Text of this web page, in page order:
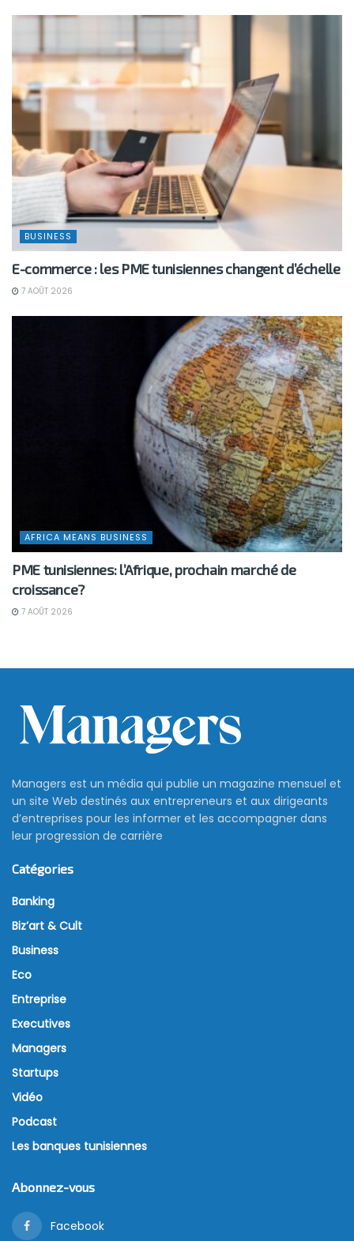
BUSINESS
E-commerce : les PME tunisiennes changent d’échelle
7 AOÛT 2026
AFRICA MEANS BUSINESS
PME tunisiennes: l’Afrique, prochain marché de
croissance?
7 AOÛT 2026
Managers est un média qui publie un magazine mensuel et
un site Web destinés aux entrepreneurs et aux dirigeants
d’entreprises pour les informer et les accompagner dans
leur progression de carrière
Catégories
Banking
Biz’art & Cult
Business
Eco
Entreprise
Executives
Managers
Startups
Vidéo
Podcast
Les banques tunisiennes
Abonnez-vous
Facebook